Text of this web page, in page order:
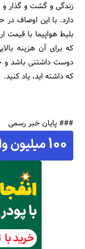
دارد. با این اوصاف در
بلیط هواپیما با
که برای آن هزینه
دوست داشتنی باشد و
که داشته اید، یاد کنید.
### پایان خبر رسمی